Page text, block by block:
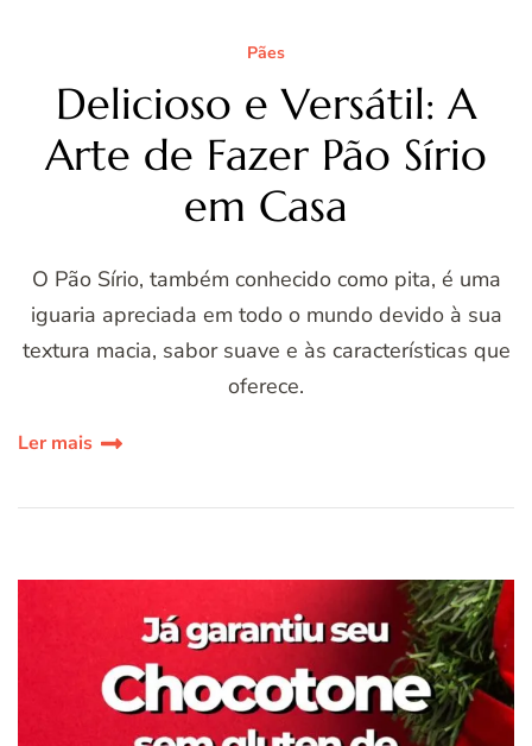
Pães
Delicioso e Versátil: A
Arte de Fazer Pão Sírio
em Casa
O Pão Sírio, também conhecido como pita, é uma
iguaria apreciada em todo o mundo devido à sua
textura macia, sabor suave e às características que
oferece.
Ler mais